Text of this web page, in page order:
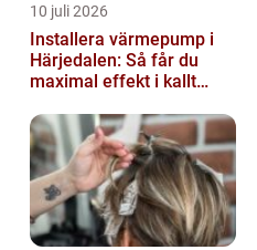
10 juli 2026
Installera värmepump i
Härjedalen: Så får du
maximal effekt i kallt